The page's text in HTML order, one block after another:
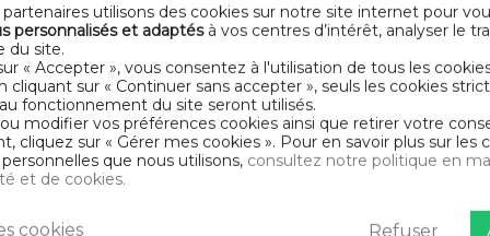
Housse de couette
220x240 cm Percale de
Coton Céladon
46,99 €
Livraison gratuite
Housse de couette
220x240 cm Percale de
Coton Bleu Nuit
46,99 €
Livraison gratuite
utilisons des cookies sur notre site internet pour
personnalisés et adaptésà vos centres d’intérêt, analyser le
du site.
« Accepter », vous consentez à l'utilisation de tous les
cliquant sur « Continuer sans accepter », seuls les cookies
fonctionnement du site seront utilisés.
modifier vos préférences cookies ainsi que retirer votre
cliquez sur « Gérer mes cookies ». Pour en savoir plus sur les
que nous utilisons, consultez notre politique en
et de cookies.
Refuser
cookies